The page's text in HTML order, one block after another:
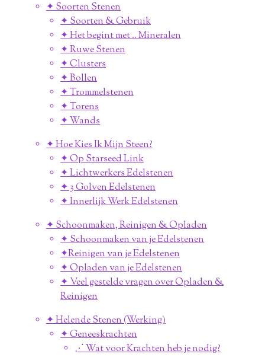
✦ Soorten Stenen
✦ Soorten & Gebruik
✦ Het begint met .. Mineralen
✦ Ruwe Stenen
✦ Clusters
✦ Bollen
✦ Trommelstenen
✦ Torens
✦ Wands
✦ Hoe Kies Ik Mijn Steen?
✦ Op Starseed Link
✦ Lichtwerkers Edelstenen
✦ 3 Golven Edelstenen
✦ Innerlijk Werk Edelstenen
✦ Schoonmaken, Reinigen & Opladen
✦ Schoonmaken van je Edelstenen
✦Reinigen van je Edelstenen
✦ Opladen van je Edelstenen
✦ Veel gestelde vragen over Opladen &
Reinigen
✦ Helende Stenen (Werking)
✦ Geneeskrachten
⋰ Wat voor Krachten heb je nodig?